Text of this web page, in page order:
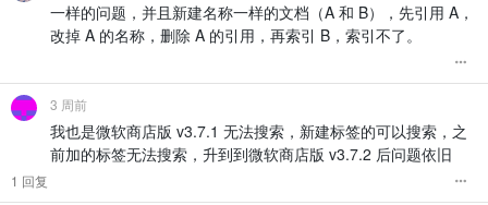
一样的问题，并且新建名称一样的文档（A 和 B），先引用 A，
改掉 A 的名称，删除 A 的引用，再索引 B，索引不了。
3 周前
我也是微软商店版 v3.7.1 无法搜索，新建标签的可以搜索，之
前加的标签无法搜索，升到到微软商店版 v3.7.2 后问题依旧
1 回复